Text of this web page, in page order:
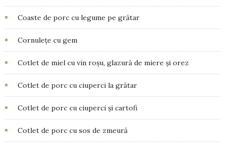
Coaste de porc cu legume pe grătar
Cornulețe cu gem
Cotlet de miel cu vin roșu, glazură de miere și orez
Cotlet de porc cu ciuperci la grătar
Cotlet de porc cu ciuperci și cartofi
Cotlet de porc cu sos de zmeură